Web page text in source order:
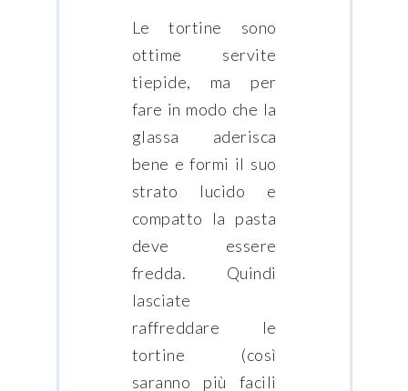
Le tortine sono
ottime servite
tiepide, ma per
fare in modo che la
glassa aderisca
bene e formi il suo
strato lucido e
compatto la pasta
deve essere
fredda. Quindi
lasciate
raffreddare le
tortine (così
saranno più facili